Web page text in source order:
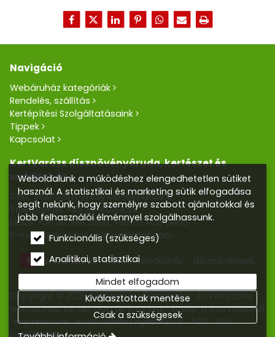
Navigáció
Webáruház kategóriák
Rendelés, szállítás
Kertépítési Szolgáltatásaink
Tippek
Kapcsolat
KertVarázs dísznövényáruda, kertészet és
webáruház
Cím: 5100 Jászberény Kertész utca 5.
Telefon/Fax:+36 57 400 455
Mobil:+36 30 390 2856,+36 20 405 0405
E-mail:kertvarazs.online@gmail.com
Kertvarázs Kertészeti webáruház - dísznövények,
kerti tó, öntözőrendszerek
Copyright © 2026 Kertvarázs dísznövény- és kertészeti
webáruház. Minden jog fenntartva. Elállás a szerződéstől
Impresszum Adatvédelmi nyilatkozat ÁSZF Süti
beállítások
Weboldalunk a működéshez elengedhetetlen sütiket
használ. A statisztikai és marketing sütik elfogadása
segít nekünk, hogy személyre szabott ajánlatokkal és
jobb felhasználói élménnyel szolgálhassunk.
Funkcionális (szükséges)
Analitikai, statisztikai
Mindet elfogadom
Kiválasztottak mentése
Csak a szükségesek